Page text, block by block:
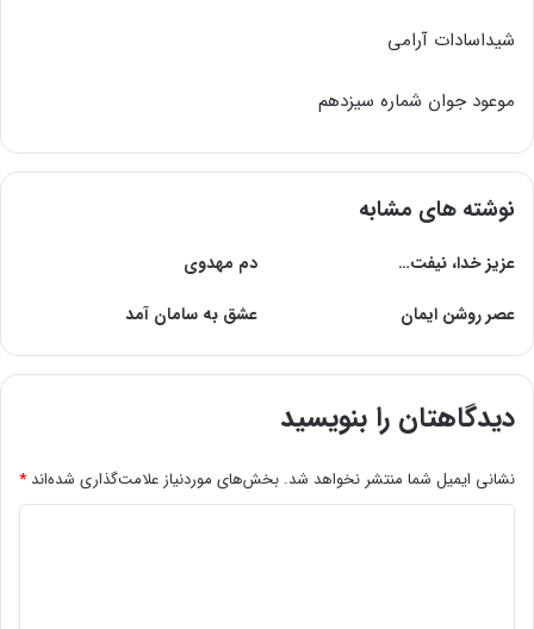
شیداسادات‌ آرامی
موعود جوان‌ شماره‌ سیزدهم‌
نوشته های مشابه
عزیز خدا، نیفت…
دم مهدوی
عصر روشن ایمان
عشق به سامان آمد
دیدگاهتان را بنویسید
نشانی ایمیل شما منتشر نخواهد شد. بخش‌های موردنیاز علامت‌گذاری شده‌اند *